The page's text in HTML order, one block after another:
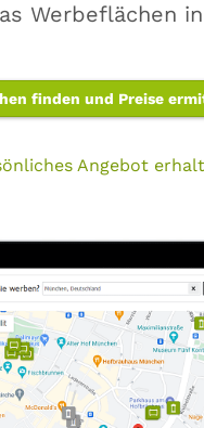
Werbeflächen
finden und Preise
Angebot